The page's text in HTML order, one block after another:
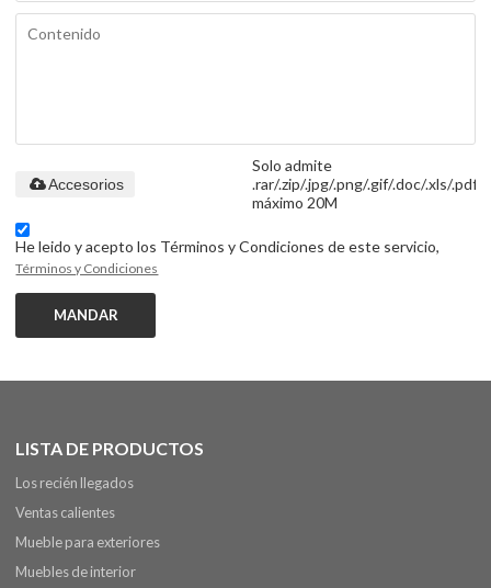
Solo admite
.rar/.zip/.jpg/.png/.gif/.doc/.xls/.pdf,
máximo 20M
Accesorios
He leido y acepto los Términos y Condiciones de este servicio,
Términos y Condiciones
MANDAR
LISTA DE PRODUCTOS
Los recién llegados
Ventas calientes
Mueble para exteriores
Muebles de interior